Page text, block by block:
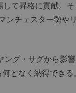
て昇格に貢献。
ンチェスター勢や
グ・サグから影
となく納得できる。